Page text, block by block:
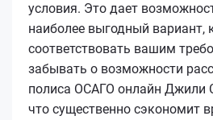
условия. Это дает
наиболее выгодный вариант,
соответствовать вашим
забывать о возможности
полиса ОСАГО онлайн Джили
что существенно сэкономит